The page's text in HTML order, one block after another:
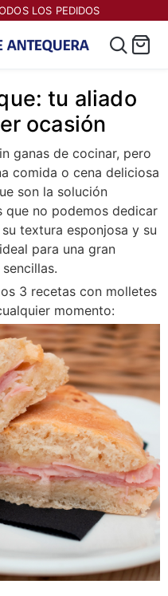
LOS PEDIDOS
tu aliado
ocasión
ganas de cocinar, pero
comida o cena deliciosa
son la solución
que no podemos dedicar
textura esponjosa y su
para una gran
3 recetas con molletes
momento: